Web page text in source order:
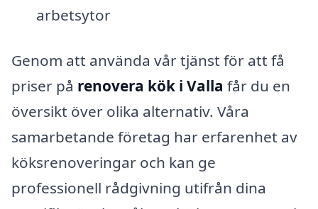
arbetsytor
Genom att använda vår tjänst för att få
priser på renovera kök i Valla får du en
översikt över olika alternativ. Våra
samarbetande företag har erfarenhet av
köksrenoveringar och kan ge
professionell rådgivning utifrån dina